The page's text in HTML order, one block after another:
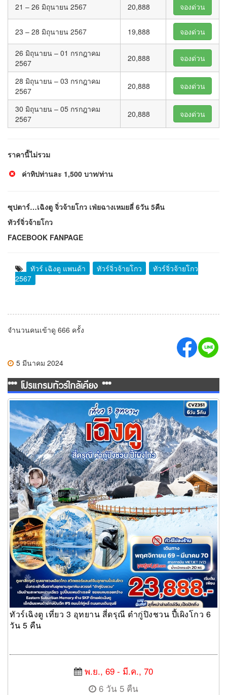
21 – 26 มิถุนายน 2567 20,888 จองด่วน
23 – 28 มิถุนายน 2567 19,888 จองด่วน
26 มิถุนายน – 01 กรกฎาคม
2567
20,888 จองด่วน
28 มิถุนายน – 03 กรกฎาคม
2567
20,888 จองด่วน
30 มิถุนายน – 05 กรกฎาคม
2567
20,888 จองด่วน
ราคานี้ไม่รวม
ค่าทิปท่านละ 1,500 บาท/ท่าน
ซุปตาร์…เฉิงตู จิ่วจ้ายโกว เฟ่ยฉางเหมยลี่ 6วัน 5คืน
ทัวร์จิ่วจ้ายโกว
FACEBOOK FANPAGE
ทัวร์ เฉิงตู แพนด้า ทัวร์จิ่วจ้ายโกว
ทัวร์จิ่วจ้ายโกว
2567
จำนวนคนเข้าดู 666 ครั้ง
5 มีนาคม 2024
*** โปรแกรมทัวร์ใกล้เคียง ***
ทัวร์เฉิงตู เที่ยว 3 อุทยาน สี่ดรุณี ต๋ากู่ปิงชวน ปี้เผิงโกว 6 วัน 5 คืน
ทัวร์เฉิงตู เที่ยว 3 อุทยาน สี่ดรุณี ต๋ากู่ปิงชวน ปี้เผิงโกว 6
วัน 5 คืน
พ.ย., 69 - มี.ค., 70
6 วัน 5 คืน